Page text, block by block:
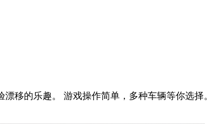
移的乐趣。 游戏操作简单，多种车辆等你选择。